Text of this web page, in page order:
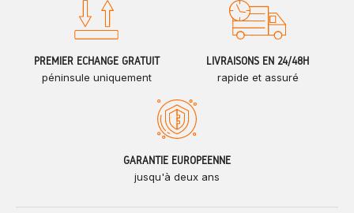
PREMIER ÉCHANGE GRATUIT
péninsule uniquement
LIVRAISONS EN 24/48H
rapide et assuré
GARANTIE EUROPÉENNE
jusqu'à deux ans